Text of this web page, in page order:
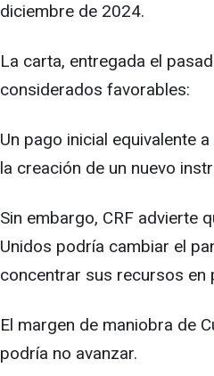
diciembre de 2024.
La carta, entregada el
considerados favorables:
Un pago inicial equivalente
la creación de un nuevo
Sin embargo, CRF advierte
Unidos podría cambiar el
concentrar sus recursos en
El margen de maniobra de
podría no avanzar.